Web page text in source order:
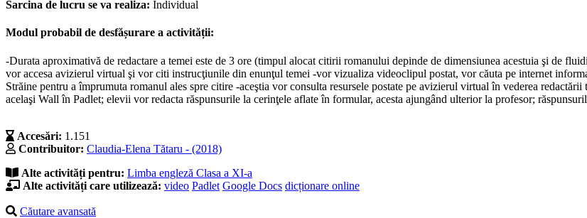
Sarcina de lucru se va realiza: Individual
Modul probabil de desfășurare a activității:
-Durata aproximativă de redactare a temei este de 3 ore (timpul alocat citirii romanului depinde de dimensiunea acestuia şi de
vor accesa avizierul virtual şi vor citi instrucţiunile din enunţul temei -vor vizualiza videoclipul postat, vor căuta pe internet
Străine pentru a împrumuta romanul ales spre citire -aceştia vor consulta resursele postate pe avizierul virtual în vederea
acelaşi Wall în Padlet; elevii vor redacta răspunsurile la cerinţele aflate în formular, acesta ajungând ulterior la profesor;
Accesări: 1.151
Contribuitor: Claudia-Elena Tătaru - (2018)
Alte activități pentru: Limba engleză Clasa a XI-a
Alte activități care utilizează: video Padlet Google Docs dicționare online
Căutare avansată